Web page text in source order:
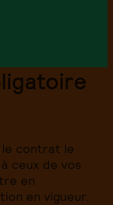
le contrat le
ceux de vos
en
en vigueur.